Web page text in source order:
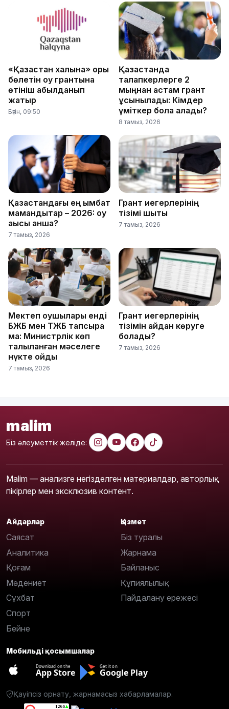
«Қазақстан халқына» қоры
бөлетін оқу грантына
өтініш қабылданып
жатыр
Бүгін, 09:50
Қазақстанда
талапкерлерге 2
мыңнан астам грант
ұсынылады: Кімдер
үміткер бола алады?
8 тамыз, 2026
Қазақстандағы ең қымбат
мамандықтар – 2026: оқу
ақысы қанша?
7 тамыз, 2026
Грант иегерлерінің
тізімі шықты
7 тамыз, 2026
Мектеп оқушылары енді
БЖБ мен ТЖБ тапсыра
ма: Министрлік көп
талқыланған мәселеге
нүкте қойды
7 тамыз, 2026
Грант иегерлерінің
тізімін қайдан көруге
болады?
7 тамыз, 2026
malim
Біз әлеуметтік желіде:
Malim — анализге негізделген материалдар, авторлық
пікірлер мен эксклюзив контент.
Айдарлар
Саясат
Аналитика
Қоғам
Мәдениет
Сұхбат
Спорт
Бейне
Қызмет
Біз туралы
Жарнама
Байланыс
Құпиялылық
Пайдалану ережесі
Мобильді қосымшалар
Download on the
App Store
Get it on
Google Play
Қауіпсіз орнату, жарнамасыз хабарламалар.